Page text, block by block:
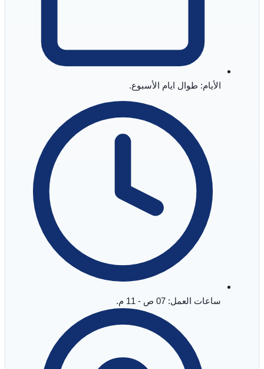
الأيام: طوال ايام الأسبوع.
ساعات العمل: 07 ص - 11 م.